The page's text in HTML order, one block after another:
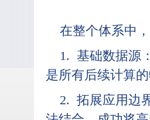
在整个体系中
1. 基础数据源
是所有后续计算
2. 拓展应用边